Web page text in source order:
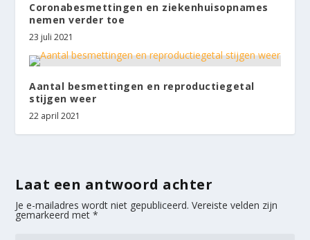
Coronabesmettingen en ziekenhuisopnames
nemen verder toe
23 juli 2021
Aantal besmettingen en reproductiegetal
stijgen weer
22 april 2021
Laat een antwoord achter
Je e-mailadres wordt niet gepubliceerd. Vereiste velden zijn
gemarkeerd met*